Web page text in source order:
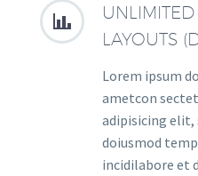


UNLIMITED
LAYOUTS
Lorem ipsum
ametcon
adipisicing elit,
doiusmod
incidilabore et